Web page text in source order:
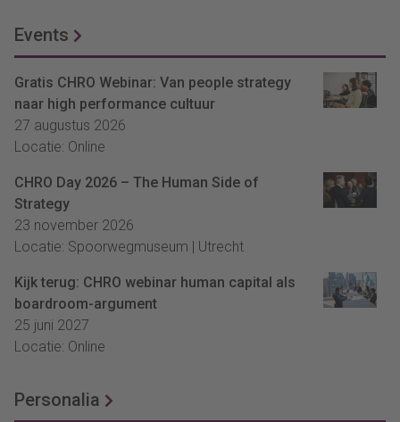
Events
Gratis CHRO Webinar: Van people strategy
naar high performance cultuur
27 augustus 2026
Locatie: Online
CHRO Day 2026 – The Human Side of
Strategy
23 november 2026
Locatie: Spoorwegmuseum | Utrecht
Kijk terug: CHRO webinar human capital als
boardroom-argument
25 juni 2027
Locatie: Online
Personalia